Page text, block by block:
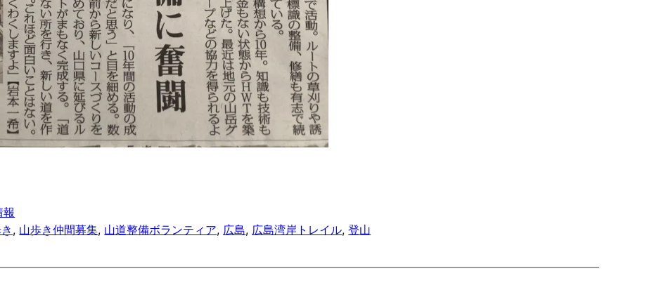
報
, 山歩き仲間募集, 山道整備ボランティア, 広島, 広島湾岸トレイル, 登山